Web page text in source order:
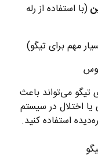
(با استفاده از رله
مهم برای تیگو)
می‌تواند باعث
اختلال در سیستم
استفاده کنید.